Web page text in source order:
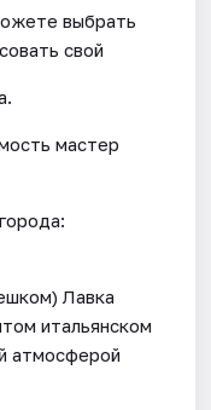
выбрать
свой
мастер
Лавка
итальянском
атмосферой